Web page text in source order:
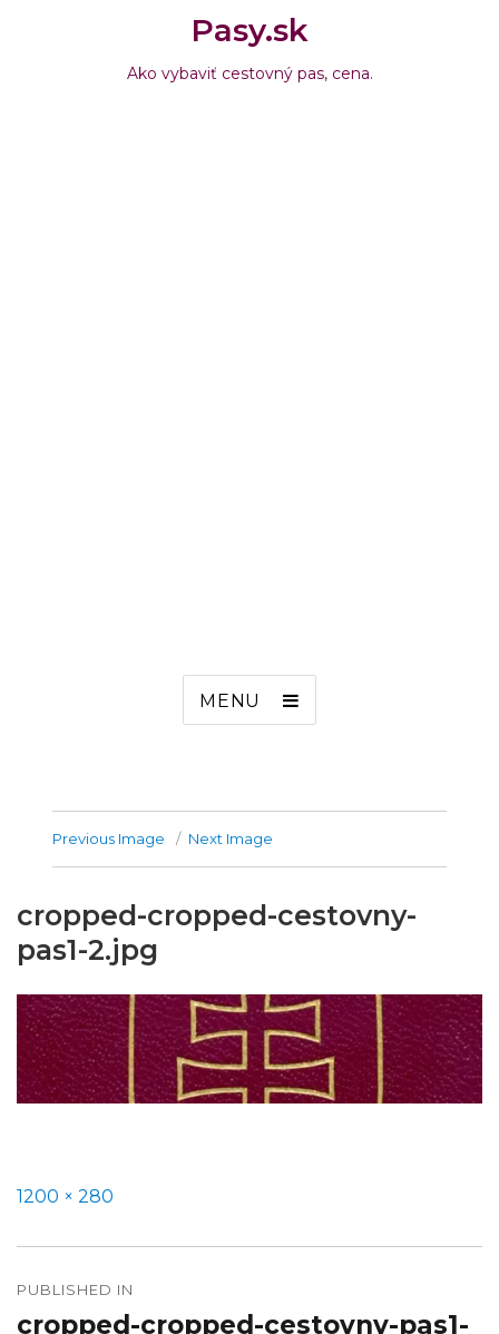
Pasy.sk
Ako vybaviť cestovný pas, cena.
MENU
Previous Image Next Image
cropped-cropped-cestovny-
pas1-2.jpg
Full
1200 × 280
v
PUBLISHED IN
cropped-cropped-cestovny-pas1-